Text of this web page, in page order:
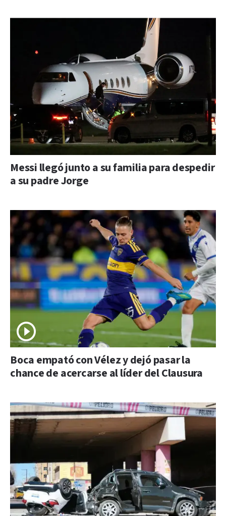
Messi llegó junto a su familia para despedir
a su padre Jorge
Boca empató con Vélez y dejó pasar la
chance de acercarse al líder del Clausura